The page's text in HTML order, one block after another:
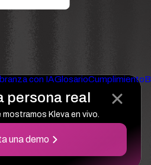
persona real
Kleva en vivo.
una demo
con IAGlosarioCumplimiento